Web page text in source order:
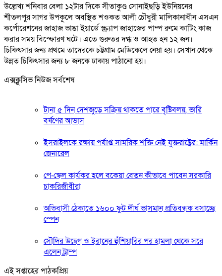
উল্লেখ্য শনিবার বেলা ১২টার দিকে সীতাকুণ্ড সোনাইছড়ি ইউনিয়নের
শীতলপুর সাগর উপকূলে অবস্থিত শওকত আলী চৌধুরী মালিকানাধীন এসএন
কর্পোরেশনের জাহাজ ভাঙা ইয়ার্ডে স্ক্র্যাপ জাহাজের পাম্প রুমে কাটিং কাজ
করার সময় বিস্ফোরণ ঘটে। এতে গুরুতর দগ্ধ ও আহত হন ১২ জন।
চিকিৎসার জন্য প্রথমে তাদেরকে চট্টগ্রাম মেডিকেলে নেয়া হয়। সেখান থেকে
উন্নত চিকিৎসার জন্য ৮ জনকে ঢাকায় পাঠানো হয়।
এক্সক্লুসিভ নিউজ সর্বশেষ
টানা ৫ দিন দেশজুড়ে সক্রিয় থাকতে পারে বৃষ্টিবলয়, ভারি
বর্ষণের আভাস
ইসরাইলকে রক্ষায় পর্যাপ্ত সামরিক শক্তি নেই যুক্তরাষ্ট্রের: মার্কিন
জেনারেল
পে-স্কেল কার্যকর হলে বকেয়া বেতন কীভাবে পাবেন সরকারি
চাকরিজীবীরা
অভিবাসী ঠেকাতে ১৬০০ ফুট দীর্ঘ ভাসমান প্রতিবন্ধক বসাচ্ছে
স্পেন
সৌদির উদ্বেগ ও ইরানের হুঁশিয়ারির পর হামলা থেকে সরে
এলেন ট্রাম্প
এই সপ্তাহের পাঠকপ্রিয়